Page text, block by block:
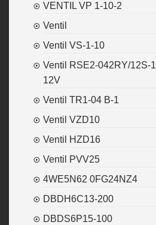
VENTIL VP 1-10-2
Ventil
Ventil VS-1-10
Ventil RSE2-042RY/12S-1
12V
Ventil TR1-04 B-1
Ventil VZD10
Ventil HZD16
Ventil PVV25
4WE5N62 0FG24NZ4
DBDH6C13-200
DBDS6P15-100